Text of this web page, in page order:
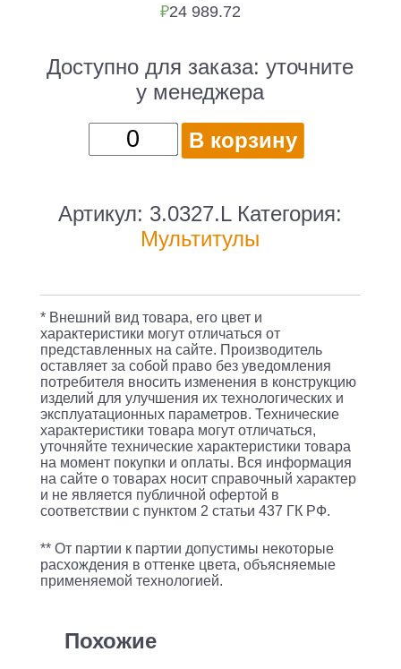
₽24 989.72
Доступно для заказа:уточните
у менеджера
Количество
товара
Victorinox
SwissTool
115мм
27функц.
серебристый
карт.коробка
В корзину
Артикул: 3.0327.L Категория:
Мультитулы
* Внешний вид товара, его цвет и
характеристики могут отличаться от
представленных на сайте. Производитель
оставляет за собой право без уведомления
потребителя вносить изменения в конструкцию
изделий для улучшения их технологических и
эксплуатационных параметров. Технические
характеристики товара могут отличаться,
уточняйте технические характеристики товара
на момент покупки и оплаты. Вся информация
на сайте о товарах носит справочный характер
и не является публичной офертой в
соответствии с пунктом 2 статьи 437 ГК РФ.
** От партии к партии допустимы некоторые
расхождения в оттенке цвета, объясняемые
применяемой технологией.
Похожие